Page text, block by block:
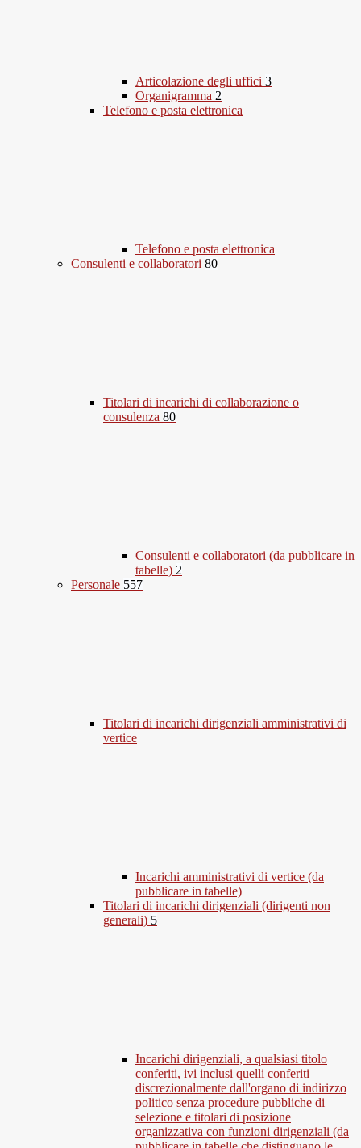
Articolazione degli uffici 3
Organigramma 2
Telefono e posta elettronica
Telefono e posta elettronica
Consulenti e collaboratori 80
Titolari di incarichi di collaborazione o
consulenza 80
Consulenti e collaboratori (da pubblicare in
tabelle) 2
Personale 557
Titolari di incarichi dirigenziali amministrativi di
vertice
Incarichi amministrativi di vertice (da
pubblicare in tabelle)
Titolari di incarichi dirigenziali (dirigenti non
generali) 5
Incarichi dirigenziali, a qualsiasi titolo
conferiti, ivi inclusi quelli conferiti
discrezionalmente dall'organo di indirizzo
politico senza procedure pubbliche di
selezione e titolari di posizione
organizzativa con funzioni dirigenziali (da